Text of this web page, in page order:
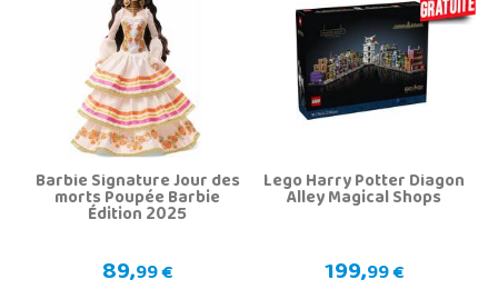
Barbie Signature Jour des
morts Poupée Barbie
Édition 2025
89,99 €
Lego Harry Potter Diagon
Alley Magical Shops
199,99 €